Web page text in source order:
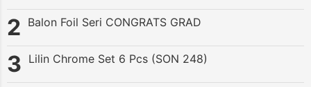
Balon Foil Seri CONGRATS GRAD
Lilin Chrome Set 6 Pcs (SON 248)